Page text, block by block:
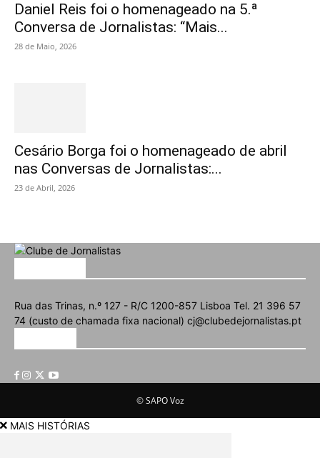
Daniel Reis foi o homenageado na 5.ª
Conversa de Jornalistas: “Mais...
28 de Maio, 2026
Cesário Borga foi o homenageado de abril
nas Conversas de Jornalistas:...
23 de Abril, 2026
Rua das Trinas, n.º 127 - R/C 1200-857 Lisboa Tel. 21 396 57
74 (custo de chamada fixa nacional) cj@clubedejornalistas.pt
© SAPO Voz
MAIS HISTÓRIAS